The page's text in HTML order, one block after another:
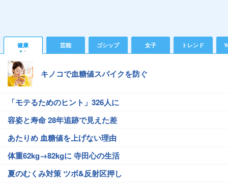
健康 芸能 ゴシップ 女子 トレンド
キノコで血糖値スパイクを防ぐ
「モテるためのヒント」326人に
容姿と寿命 28年追跡で見えた差
あたりめ 血糖値を上げない理由
体重62kg→82kgに 寺田心の生活
夏のむくみ対策 ツボ&反射区押し